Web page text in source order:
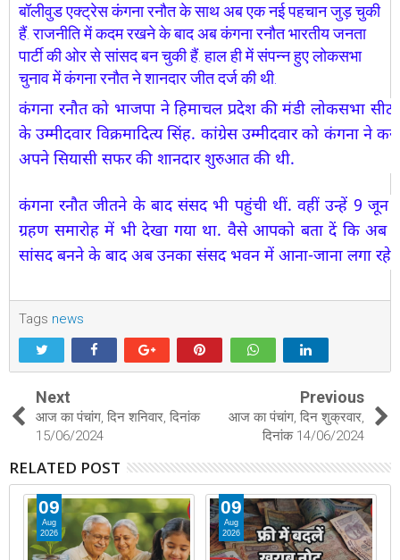
बॉलीवुड एक्ट्रेस कंगना रनौत के साथ अब एक नई पहचान जुड़ चुकी
हैं. राजनीति में कदम रखने के बाद अब कंगना रनौत भारतीय जनता
पार्टी की ओर से सांसद बन चुकी हैं. हाल ही में संपन्न हुए लोकसभा
चुनावमें कंगना रनौत ने शानदार जीत दर्ज की थी.
कंगना रनौत को भाजपा ने हिमाचल प्रदेश की मंडी लोकसभा
के उम्मीदवार विक्रमादित्य सिंह. कांग्रेस उम्मीदवार को कंगना ने
अपने सियासी सफर की शानदार शुरुआत की थी.
कंगना रनौत जीतने के बाद संसद भी पहुंची थीं. वहीं उन्हें 9 जून
ग्रहण समारोह में भी देखा गया था. वैसे आपको बता दें कि
सांसद बनने के बाद अब उनका संसद भवन में आना-जाना लगा
Tags news
Next
आज का पंचांग, दिन शनिवार, दिनांक
15/06/2024
Previous
आज का पंचांग, दिन शुक्रवार,
दिनांक 14/06/2024
RELATED POST
09
Aug
2026
09
Aug
2026